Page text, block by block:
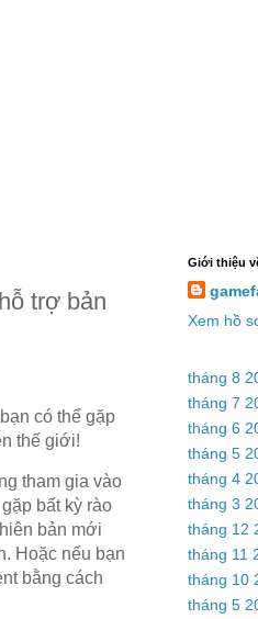
trợ bản
có thể gặp
thế giới!
tham gia vào
bất kỳ rào
bản mới
Hoặc nếu bạn
bằng cách
Giới thiệu
Xem hồ
tháng 8
tháng 7
tháng 6
tháng 5
tháng 4
tháng 3
tháng 12
tháng 11
tháng 10
tháng 5